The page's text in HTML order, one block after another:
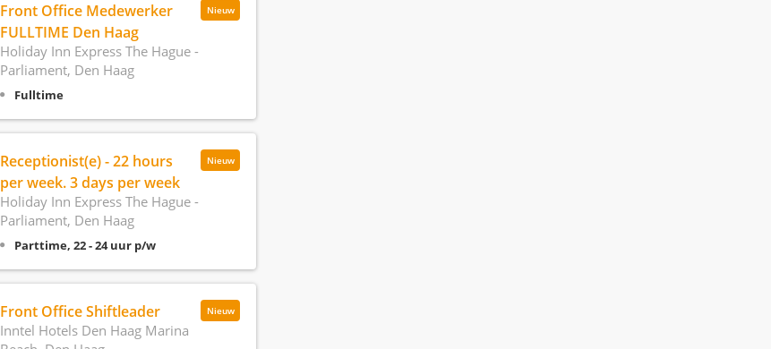
Nieuw
Front Office Medewerker
FULLTIME Den Haag
Holiday Inn Express The Hague -
Parliament, Den Haag
Fulltime
Nieuw
Receptionist(e) - 22 hours
per week. 3 days per week
Holiday Inn Express The Hague -
Parliament, Den Haag
Parttime, 22 - 24 uur p/w
Nieuw
Front Office Shiftleader
Inntel Hotels Den Haag Marina